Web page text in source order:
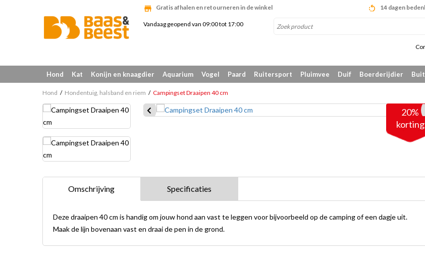
Gratis afhalen en retourneren in de winkel 14 dagen
Vandaag geopend van 09:00 tot 17:00
Hond Kat Konijn en knaagdier Aquarium Vogel Paard Ruitersport Pluimvee Duif Boerderijdier
Hond Hondentuig, halsband en riem Campingset Draaipen 40 cm
20%
korting
Omschrijving Specificaties
Deze draaipen 40 cm is handig om jouw hond aan vast te leggen voor bijvoorbeeld op de camping of een dagje uit.
Maak de lijn bovenaan vast en draai de pen in de grond.